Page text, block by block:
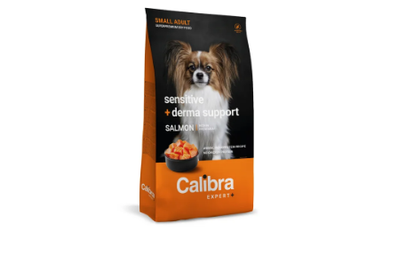
hvězdiček.